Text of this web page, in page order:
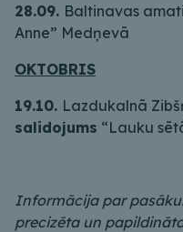
28.09. Baltinavas
Anne” Medņevā
OKTOBRIS
19.10. Lazdukalnā
salidojums “Lauku
Informācija par
precizēta un